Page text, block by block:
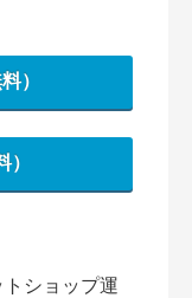
）
ショップ運